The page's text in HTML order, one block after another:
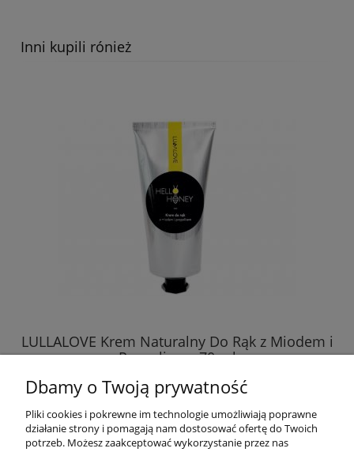
Inni kupili rónież
LULLALOVE Krem Naturalny Do Rąk z Miodem i
Propolisem 70 ml
39,99 zł
DO KOSZYKA
Dbamy o Twoją prywatność
Pliki cookies i pokrewne im technologie umożliwiają poprawne
działanie strony i pomagają nam dostosować ofertę do Twoich
potrzeb. Możesz zaakceptować wykorzystanie przez nas